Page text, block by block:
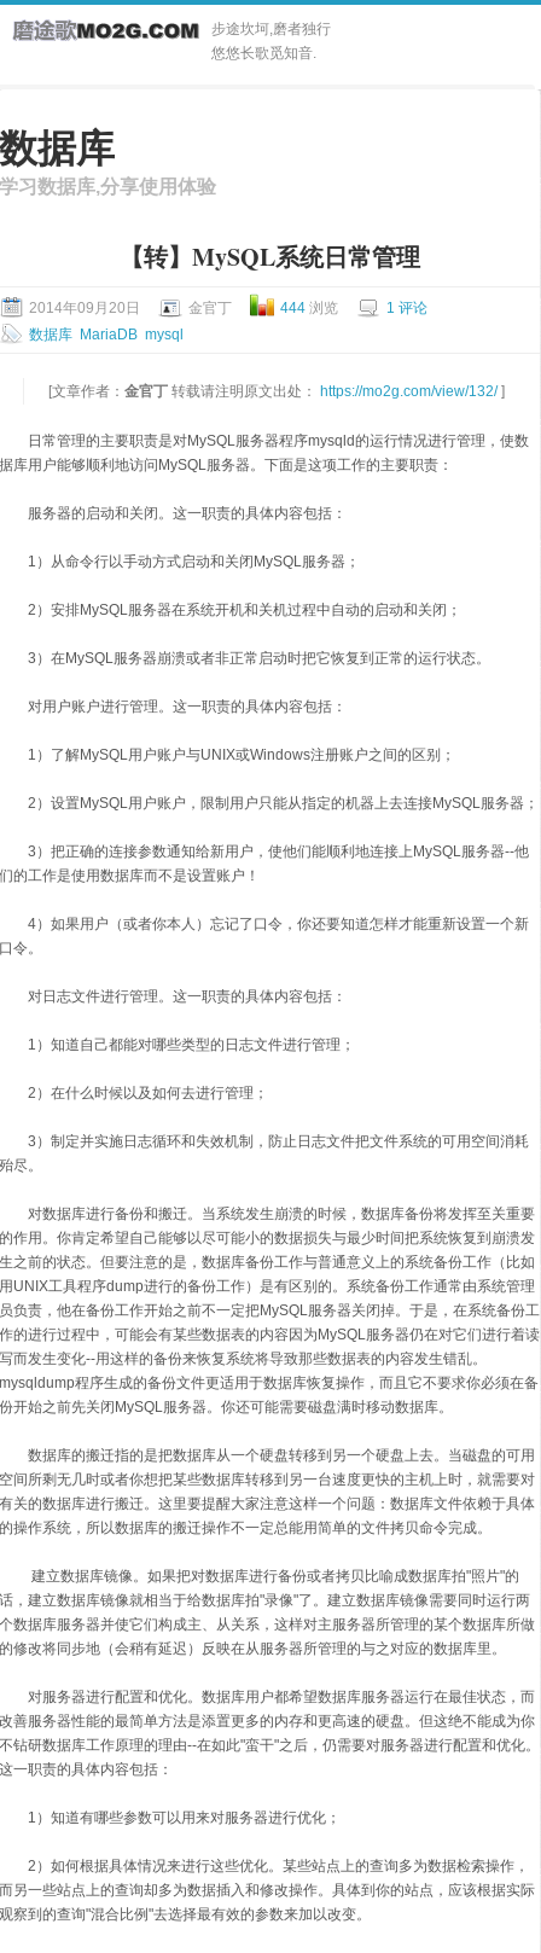
步途坎坷,磨者独行
悠悠长歌觅知音.
数据库
学习数据库,分享使用体验
【转】MySQL系统日常管理
2014年09月20日 金官丁 444 浏览
1 评论
数据库 MariaDB mysql
[文章作者： 金官丁 转载请注明原文出处： https://mo2g.com/view/132/]
日常管理的主要职责是对MySQL服务器程序mysqld的运行情况进行管理，使数
据库用户能够顺利地访问MySQL服务器。下面是这项工作的主要职责：
服务器的启动和关闭。这一职责的具体内容包括：
1）从命令行以手动方式启动和关闭MySQL服务器；
2）安排MySQL服务器在系统开机和关机过程中自动的启动和关闭；
3）在MySQL服务器崩溃或者非正常启动时把它恢复到正常的运行状态。
对用户账户进行管理。这一职责的具体内容包括：
1）了解MySQL用户账户与UNIX或Windows注册账户之间的区别；
2）设置MySQL用户账户，限制用户只能从指定的机器上去连接MySQL服务器；
3）把正确的连接参数通知给新用户，使他们能顺利地连接上MySQL服务器--他
们的工作是使用数据库而不是设置账户！
4）如果用户（或者你本人）忘记了口令，你还要知道怎样才能重新设置一个新
口令。
对日志文件进行管理。这一职责的具体内容包括：
1）知道自己都能对哪些类型的日志文件进行管理；
2）在什么时候以及如何去进行管理；
3）制定并实施日志循环和失效机制，防止日志文件把文件系统的可用空间消耗
殆尽。
对数据库进行备份和搬迁。当系统发生崩溃的时候，数据库备份将发挥至关重要
的作用。你肯定希望自己能够以尽可能小的数据损失与最少时间把系统恢复到崩溃发
生之前的状态。但要注意的是，数据库备份工作与普通意义上的系统备份工作（比如
用UNIX工具程序dump进行的备份工作）是有区别的。系统备份工作通常由系统管理
员负责，他在备份工作开始之前不一定把MySQL服务器关闭掉。于是，在系统备份工
作的进行过程中，可能会有某些数据表的内容因为MySQL服务器仍在对它们进行着读
写而发生变化--用这样的备份来恢复系统将导致那些数据表的内容发生错乱。
mysqldump程序生成的备份文件更适用于数据库恢复操作，而且它不要求你必须在备
份开始之前先关闭MySQL服务器。你还可能需要磁盘满时移动数据库。
数据库的搬迁指的是把数据库从一个硬盘转移到另一个硬盘上去。当磁盘的可用
空间所剩无几时或者你想把某些数据库转移到另一台速度更快的主机上时，就需要对
有关的数据库进行搬迁。这里要提醒大家注意这样一个问题：数据库文件依赖于具体
的操作系统，所以数据库的搬迁操作不一定总能用简单的文件拷贝命令完成。
建立数据库镜像。如果把对数据库进行备份或者拷贝比喻成数据库拍"照片"的
话，建立数据库镜像就相当于给数据库拍"录像"了。建立数据库镜像需要同时运行两
个数据库服务器并使它们构成主、从关系，这样对主服务器所管理的某个数据库所做
的修改将同步地（会稍有延迟）反映在从服务器所管理的与之对应的数据库里。
对服务器进行配置和优化。数据库用户都希望数据库服务器运行在最佳状态，而
改善服务器性能的最简单方法是添置更多的内存和更高速的硬盘。但这绝不能成为你
不钻研数据库工作原理的理由--在如此"蛮干"之后，仍需要对服务器进行配置和优化。
这一职责的具体内容包括：
1）知道有哪些参数可以用来对服务器进行优化；
2）如何根据具体情况来进行这些优化。某些站点上的查询多为数据检索操作，
而另一些站点上的查询却多为数据插入和修改操作。具体到你的站点，应该根据实际
观察到的查询"混合比例"去选择最有效的参数来加以改变。